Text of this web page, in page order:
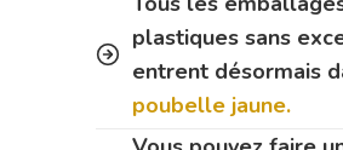
plastiques sans
entrent désormais
poubelle jaune.